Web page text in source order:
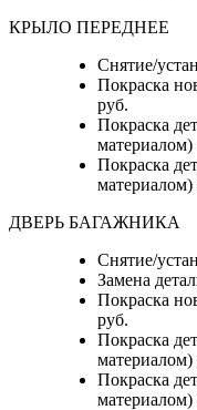
КРЫЛО ПЕРЕДНЕЕ
Снятие/
Покраска
руб.
Покраска
материалом)
Покраска
материалом)
ДВЕРЬ БАГАЖНИКА
Снятие/
Замена
Покраска
руб.
Покраска
материалом)
Покраска
материалом)